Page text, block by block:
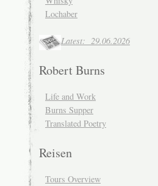
Lochaber
Latest: 29.06.2026
Robert Burns
Life and Work
Burns Supper
Translated Poetry
Reisen
Tours Overview